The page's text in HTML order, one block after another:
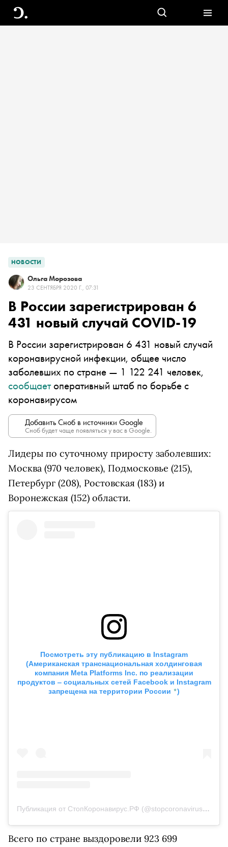
НОВОСТИ
Ольга Морозова
23 СЕНТЯБРЯ 2020 Г., 07:31
В России зарегистрирован 6
431 новый случай COVID-19
В России зарегистрирован 6 431 новый случай
коронавирусной инфекции, общее число
заболевших по стране — 1 122 241 человек,
сообщаетоперативный штаб по борьбе с
коронавирусом
Добавить Сноб в источники Google
Сноб будет чаще появляться у вас в Google.
Лидеры по суточному приросту заболевших:
Москва (970 человек), Подмосковье (215),
Петербург (208), Ростовская (183) и
Воронежская (152) области.
Посмотреть эту публикацию в Instagram
(Американская транснациональная холдинговая
компания Meta Platforms Inc. по реализации
продуктов ‒ социальных сетей Facebook и Instagram
запрещена на территории России *)
Публикация от СтопКоронавирус.РФ (@stopcoronavirusrf)
Всего по стране выздоровели 923 699